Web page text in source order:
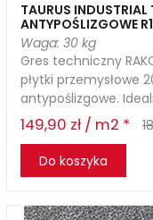
TAURUS
ANTYPOŚLIZGOWE
Waga: 30 kg
Gres techniczny
płytki przemysłowe
antypoślizgowe.
149,90 zł / m2 *
Do koszyka